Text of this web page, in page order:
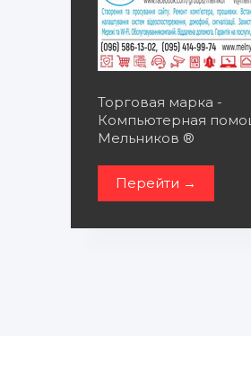
Торговая марка -
Компьютерная
Мельников ®
Перейти →